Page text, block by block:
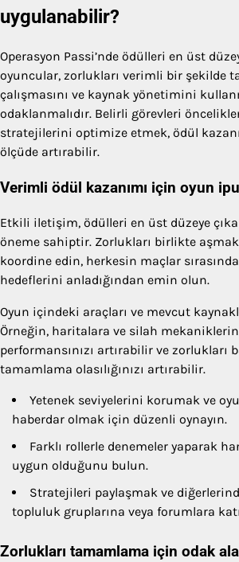
uygulanabilir?
Operasyon Passi’nde ödülleri en üst
oyuncular, zorlukları verimli bir şekilde
çalışmasını ve kaynak yönetimini
odaklanmalıdır. Belirli görevleri
stratejilerini optimize etmek, ödül
ölçüde artırabilir.
Verimli ödül kazanımı için oyun
Etkili iletişim, ödülleri en üst düzeye
öneme sahiptir. Zorlukları birlikte
koordine edin, herkesin maçlar
hedeflerini anladığından emin olun.
Oyun içindeki araçları ve mevcut
Örneğin, haritalara ve silah
performansınızı artırabilir ve zorlukları
tamamlama olasılığınızı artırabilir.
Yetenek seviyelerini korumak ve
haberdar olmak için düzenli oynayın.
Farklı rollerle denemeler yaparak
uygun olduğunu bulun.
Stratejileri paylaşmak ve
topluluk gruplarına veya forumlara
Zorlukları tamamlama için odak